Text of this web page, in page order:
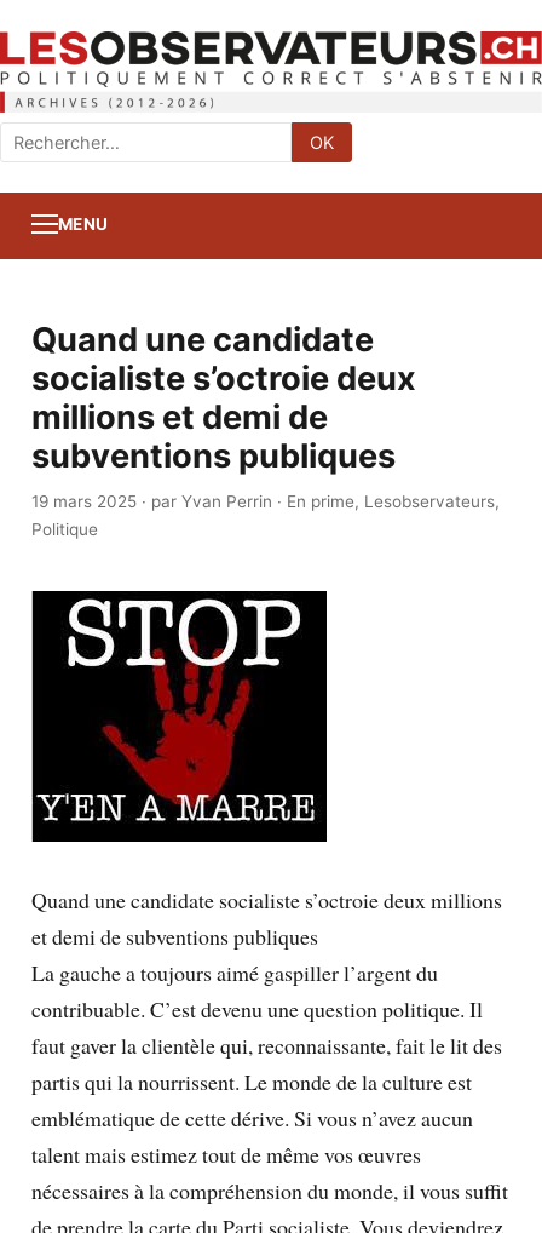
Rechercher
:
OK
MENU
Quand une candidate
socialiste s’octroie deux
millions et demi de
subventions publiques
19 mars 2025· par Yvan Perrin · En prime, Lesobservateurs,
Politique
Quand une candidate socialiste s’octroie deux millions
et demi de subventions publiques
La gauche a toujours aimé gaspiller l’argent du
contribuable. C’est devenu une question politique. Il
faut gaver la clientèle qui, reconnaissante, fait le lit des
partis qui la nourrissent. Le monde de la culture est
emblématique de cette dérive. Si vous n’avez aucun
talent mais estimez tout de même vos œuvres
nécessaires à la compréhension du monde, il vous suffit
de prendre la carte du Parti socialiste. Vous deviendrez